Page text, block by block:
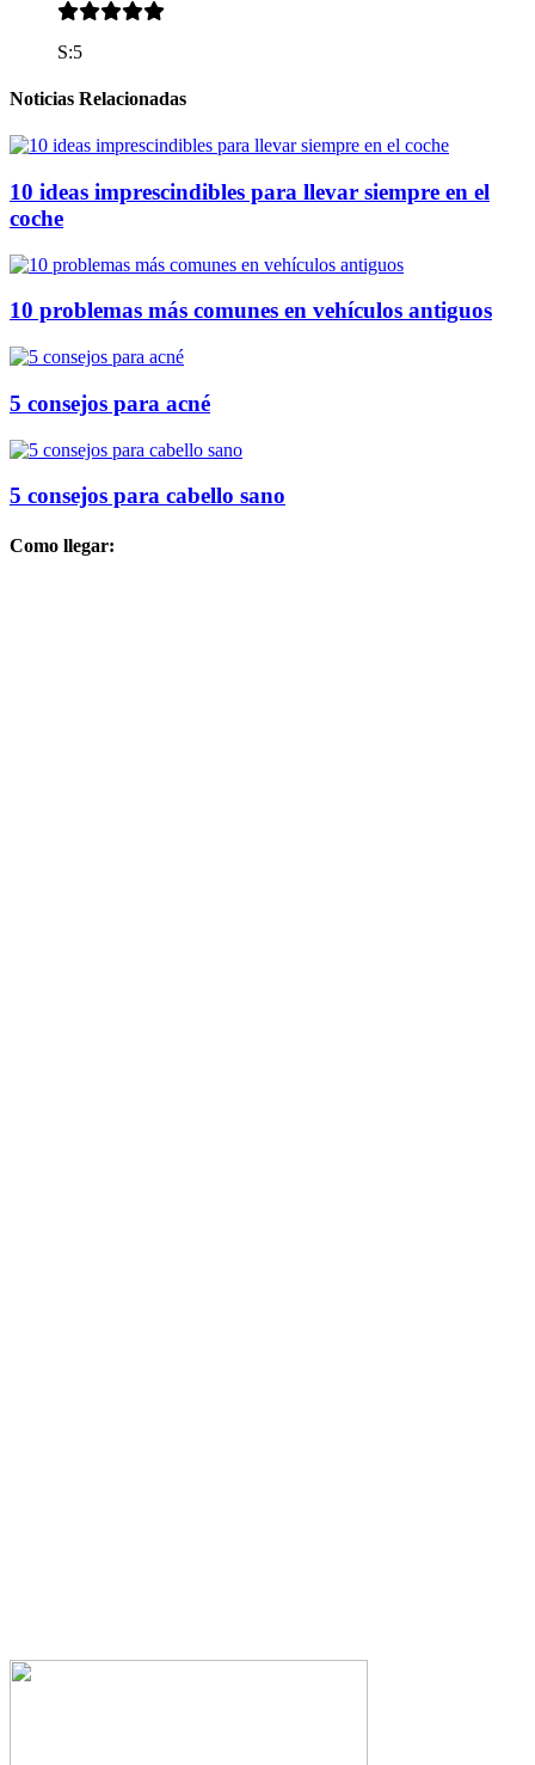
S:5
Noticias Relacionadas
10 ideas imprescindibles para llevar siempre en el
coche
10 problemas más comunes en vehículos antiguos
5 consejos para acné
5 consejos para cabello sano
Como llegar: